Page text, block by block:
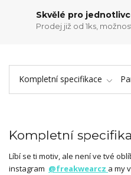
Skvělé pro
Prodej již od 1ks,
Kompletní specifikace
Kompletní
Líbí se ti motiv, ale není ve tvé
instagram @freakwearcz a my